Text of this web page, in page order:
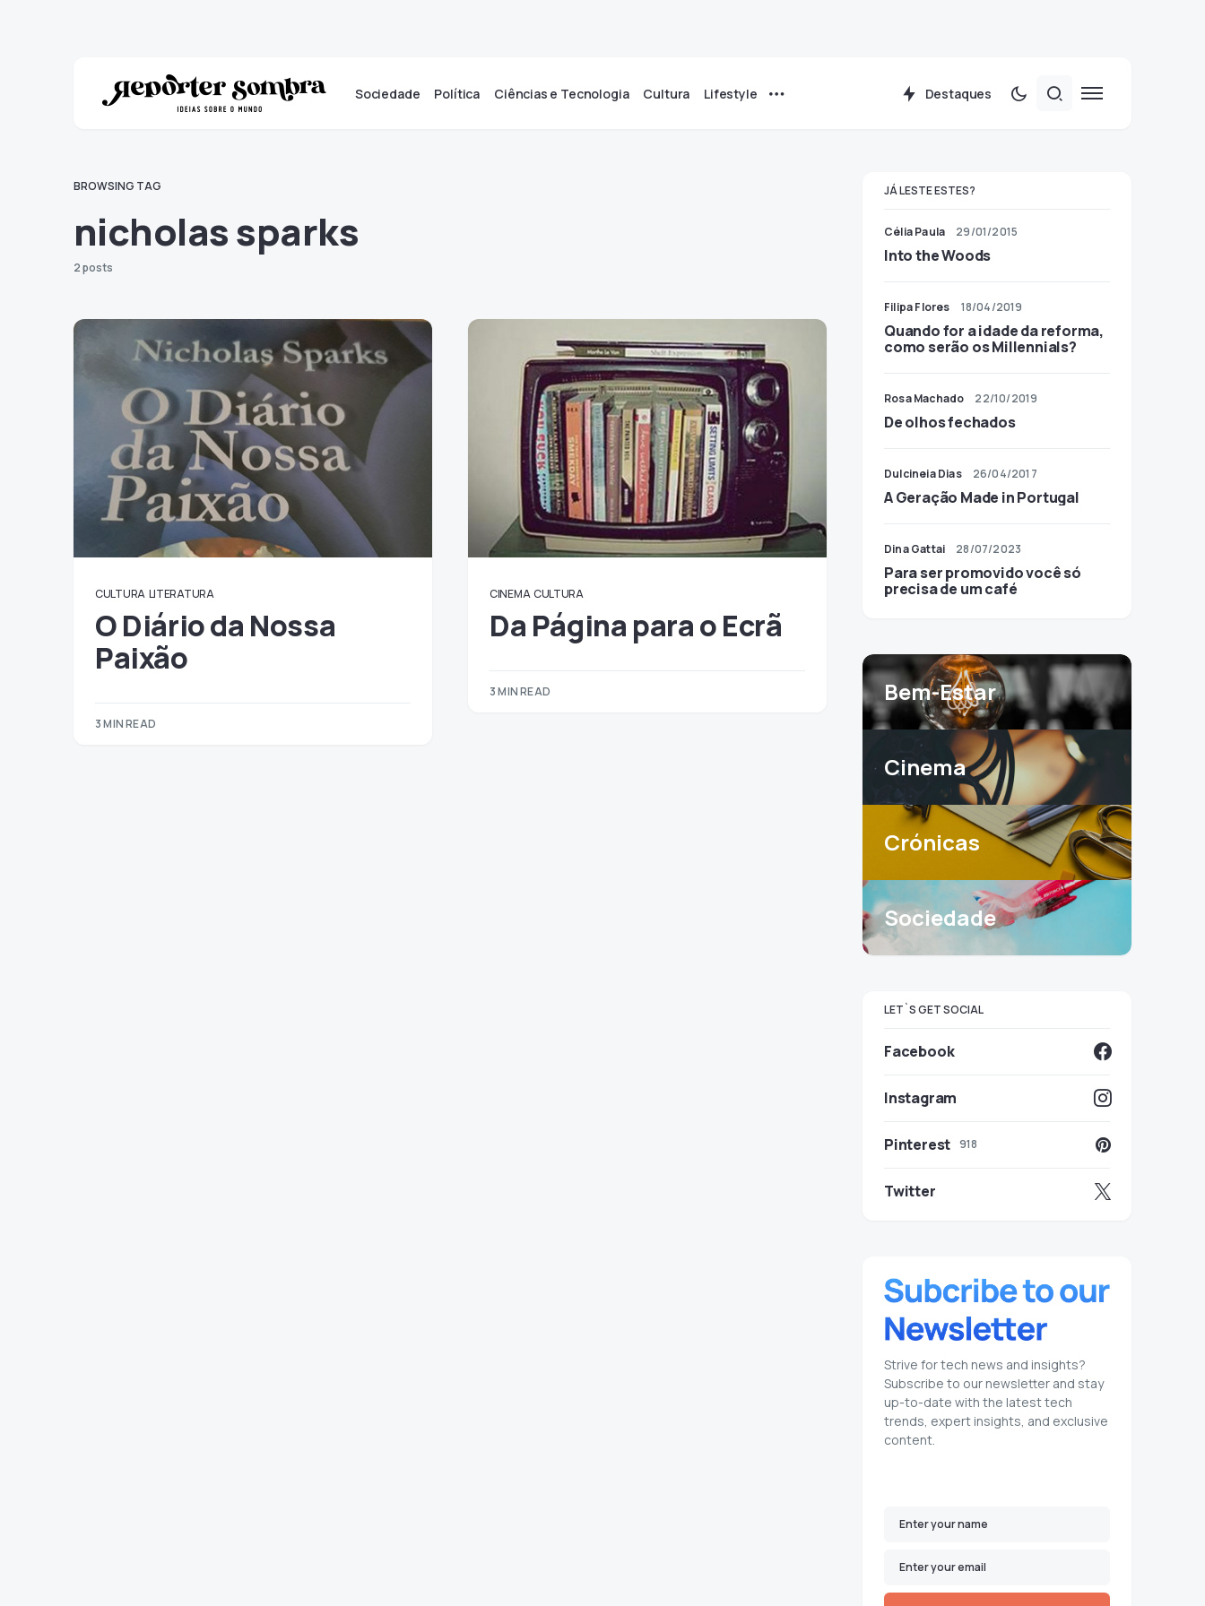
Sociedade Política Ciências e Tecnologia Cultura Lifestyle Destaques
BROWSING TAG
nicholas sparks
2 posts
CULTURA LITERATURA
O Diário da Nossa
Paixão
3 MIN READ
CINEMA CULTURA
Da Página para o Ecrã
3 MIN READ
JÁ LESTE ESTES?
Célia Paula 29/01/2015
Into the Woods
Filipa Flores 18/04/2019
Quando for a idade da reforma,
como serão os Millennials?
Rosa Machado 22/10/2019
De olhos fechados
Dulcineia Dias 26/04/2017
A Geração Made in Portugal
Dina Gattai 28/07/2023
Para ser promovido você só
precisa de um café
Bem-Estar
Cinema
Crónicas
Sociedade
LET`S GET SOCIAL
Facebook
Instagram
Pinterest 918
Twitter
Strive for tech news and insights?
Subscribe to our newsletter and stay
up-to-date with the latest tech
trends, expert insights, and exclusive
content.